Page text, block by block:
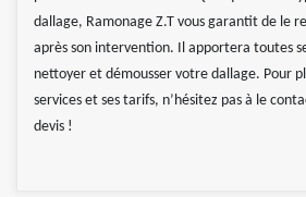
dallage, Ramonage Z.T vous garantit de le
après son intervention. Il apportera toutes
nettoyer et démousser votre dallage. Pour
services et ses tarifs, n’hésitez pas à le
devis !